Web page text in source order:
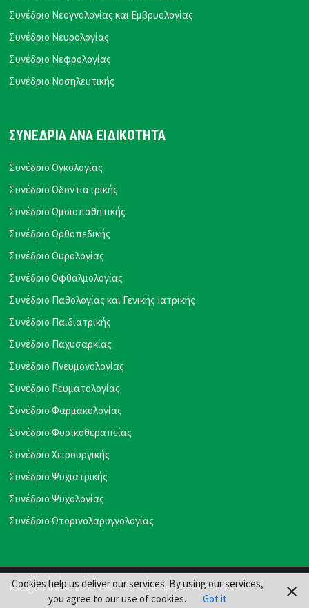
Συνέδριο Νεογνολογίας και Εμβρυολογίας
Συνέδριο Νευρολογίας
Συνέδριο Νεφρολογίας
Συνέδριο Νοσηλευτικής
ΣΥΝΕΔΡΙΑ ΑΝΑ ΕΙΔΙΚΟΤΗΤΑ
Συνέδριο Ογκολογίας
Συνέδριο Οδοντιατρικής
Συνέδριο Ομοιοπαθητικής
Συνέδριο Ορθοπεδικής
Συνέδριο Ουρολογίας
Συνέδριο Οφθαλμολογίας
Συνέδριο Παθολογίας και Γενικής Ιατρικής
Συνέδριο Παιδιατρικής
Συνέδριο Παχυσαρκίας
Συνέδριο Πνευμονολογίας
Συνέδριο Ρευματολογίας
Συνέδριο Φαρμακολογίας
Συνέδριο Φυσικοθεραπείας
Συνέδριο Χειρουργικής
Συνέδριο Ψυχιατρικής
Συνέδριο Ψυχολογίας
Συνέδριο Ωτορινολαρυγγολογίας
Karagouni Media- © 1994 - 2026. All rights reserved
Cookies help us deliver our services. By using our services,
you agree to our use of cookies.
Got it